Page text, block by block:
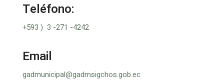
Teléfono:
+593 ) 3 -271 -4242
Email
gadmunicipal@gadmsigchos.gob.ec